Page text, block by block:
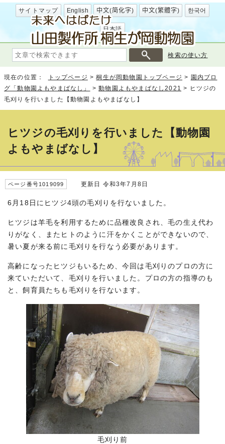
サイトマップ English 中文(简化字) 中文(繁體字) 한국어
日本語
検索の使い方
現在の位置： トップページ >桐生が岡動物園トップページ > 園内ブロ
グ「動物園よもやまばなし」
>動物園よもやまばなし2021 > ヒツジの
毛刈りを行いました【動物園よもやまばなし】
ヒツジの毛刈りを行いました【動物園
よもやまばなし】
ページ番号1019099 更新日 令和3年7月8日
6月18日にヒツジ4頭の毛刈りを行ないました。
ヒツジは羊毛を利用するために品種改良され、毛の生え代わ
りがなく、またヒトのように汗をかくことができないので、
暑い夏が来る前に毛刈りを行なう必要があります。
高齢になったヒツジもいるため、今回は毛刈りのプロの方に
来ていただいて、毛刈りを行いました。プロの方の指導のも
と、飼育員たちも毛刈りを行ないます。
毛刈り前